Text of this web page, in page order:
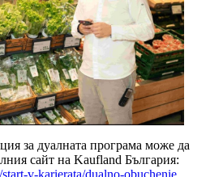
за дуалната програма може да
сайт на Kaufland България:
v-karierata/dualno-obuchenie